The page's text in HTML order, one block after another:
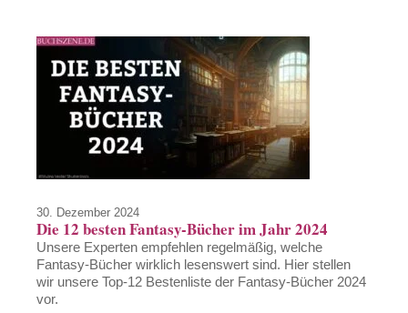
30. Dezember 2024
Die 12 besten Fantasy-Bücher im Jahr 2024
Unsere Experten empfehlen regelmäßig, welche
Fantasy-Bücher wirklich lesenswert sind. Hier stellen
wir unsere Top-12 Bestenliste der Fantasy-Bücher 2024
vor.